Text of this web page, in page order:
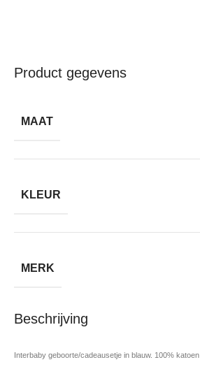
Product gegevens
MAAT
KLEUR
MERK
Beschrijving
Interbaby geboorte/cadeausetje in blauw. 100% katoen